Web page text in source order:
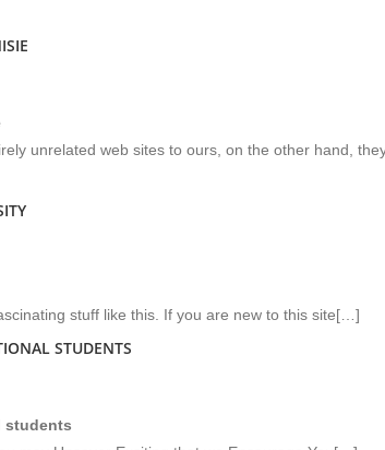
unrelated web sites to ours, on the other hand,
stuff like this. If you are new to this site[…]
STUDENTS
students